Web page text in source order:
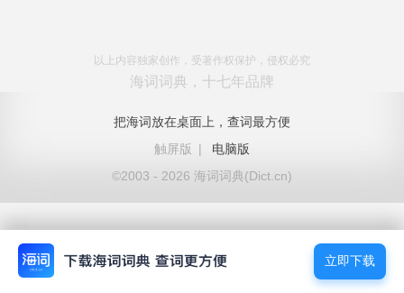
以上内容独家创作，受著作权保护，侵权必究
海词词典，十七年品牌
把海词放在桌面上，查词最方便
触屏版
|
电脑版
©2003 - 2026 海词词典(Dict.cn)
立即下载
立即下载